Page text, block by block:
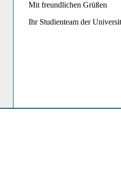
Mit freundlichen Grüßen
Ihr Studienteam der